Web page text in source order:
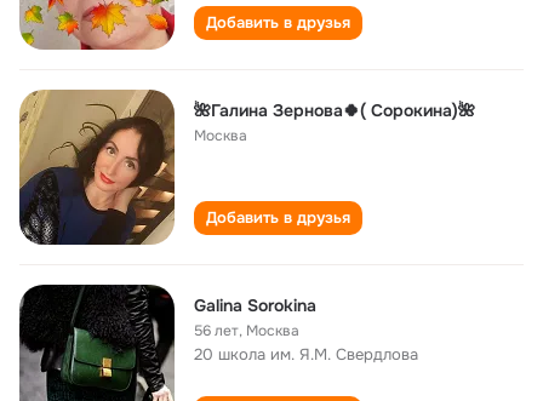
Добавить в друзья
🌺Галина Зернова🍀( Сорокина)🌺
Москва
Добавить в друзья
Galina Sorokina
56 лет, Москва
20 школа им. Я.М. Свердлова